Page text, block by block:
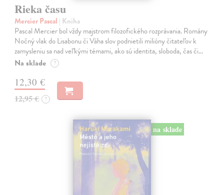
Rieka času
Mercier Pascal | Kniha
Pascal Mercier bol vždy majstrom filozofického rozprávania. Romány
Nočný vlak do Lisabonu či Váha slov podnietili milióny čitateľov k
zamysleniu sa nad veľkými témami, ako sú identita, sloboda, čas či…
Na sklade ?
12,30 €
12,95 € ?
na sklade